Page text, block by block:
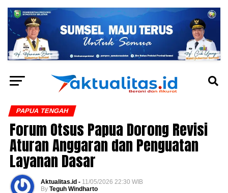
PAPUA TENGAH
Forum Otsus Papua Dorong Revisi
Aturan Anggaran dan Penguatan
Layanan Dasar
Aktualitas.id - 11/05/2026 22:30 WIB
By Teguh Windharto